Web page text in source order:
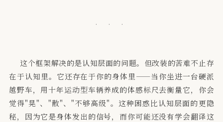
· · ·
这个框架解决的是认知层面的问题。但改装的苦难不止存
在于认知里。它还存在于你的身体里——当你坐进一台硬派
越野车，用十年运动型车辆养成的体感标尺去衡量它，你会
觉得"晃"、"散"、"不够高级"。这种困惑比认知层面的更隐
秘，因为它是身体发出的信号，而你可能还没有学会翻译这